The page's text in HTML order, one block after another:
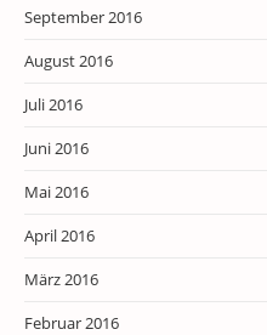
September 2016
August 2016
Juli 2016
Juni 2016
Mai 2016
April 2016
März 2016
Februar 2016